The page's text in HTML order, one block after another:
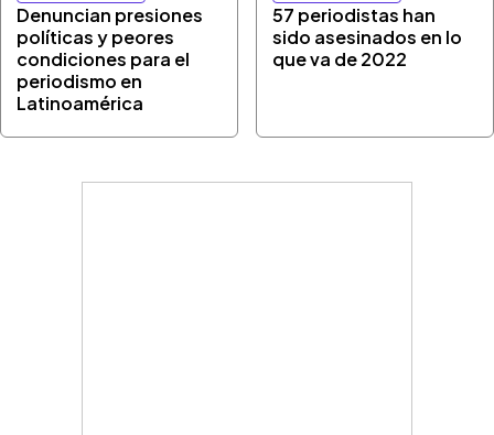
Denuncian presiones
políticas y peores
condiciones para el
periodismo en
Latinoamérica
57 periodistas han
sido asesinados en lo
que va de 2022